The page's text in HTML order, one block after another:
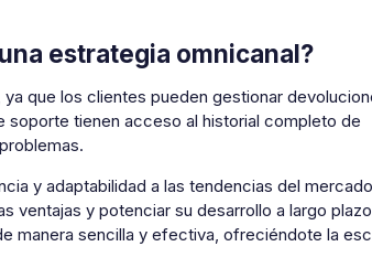
estrategia omnicanal?
que los clientes pueden gestionar
soporte tienen acceso al historial completo de
y adaptabilidad a las tendencias del
ventajas y potenciar su desarrollo a largo
manera sencilla y efectiva, ofreciéndote la